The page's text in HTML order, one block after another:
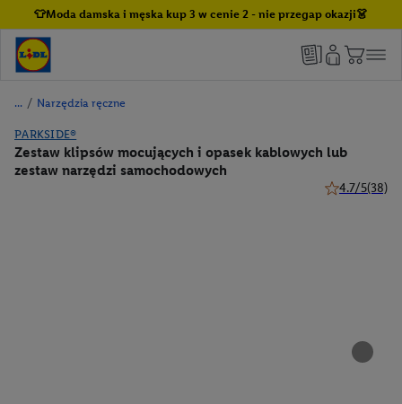
👕Moda damska i męska kup 3 w cenie 2 - nie przegap okazji👗
/ Narzędzia ręczne
PARKSIDE®
Zestaw klipsów mocujących i opasek kablowych lub
zestaw narzędzi samochodowych
4.7/5(38)